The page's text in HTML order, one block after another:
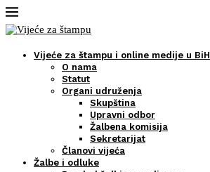
Vijeće za štampu i online medije u BiH
O nama
Statut
Organi udruženja
Skupština
Upravni odbor
Žalbena komisija
Sekretarijat
Članovi vijeća
Žalbe i odluke